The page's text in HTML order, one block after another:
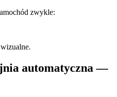
zwykle:
automatyczna —